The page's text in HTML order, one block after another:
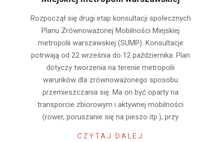
09-
Rozpoczął się drugi etap konsultacji społecznych
Planu Zrównoważonej Mobilności Miejskiej
metropolii warszawskiej (SUMP). Konsultacje
potrwają od 22 września do 12 października. Plan
dotyczy tworzenia na terenie metropolii
warunków dla zrównoważonego sposobu
przemieszczania się. Ma on być oparty na
transporcie zbiorowym i aktywnej mobilności
(rower, poruszanie się na pieszo itp.), przy
CZYTAJ DALEJ